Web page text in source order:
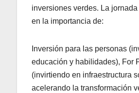
inversiones verdes. La jornada
en la importancia de:
Inversión para las personas
educación y habilidades), For
(invirtiendo en infraestructura
acelerando la transformación